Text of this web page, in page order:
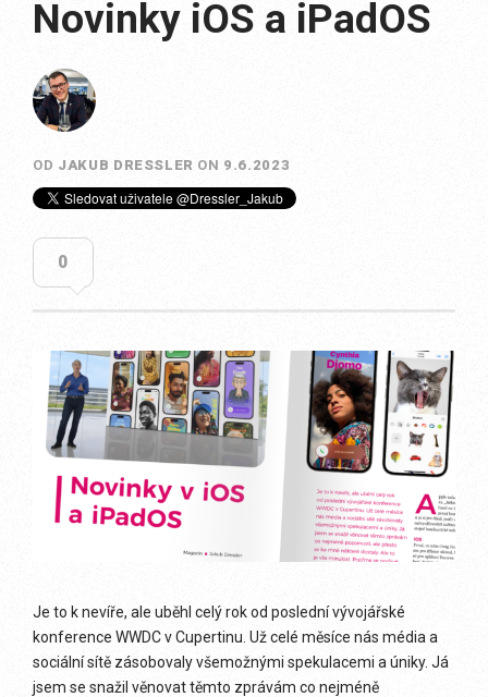
Novinky iOS a iPadOS
OD JAKUB DRESSLER ON 9.6.2023
0
Je to k nevíře, ale uběhl celý rok od poslední vývojářské
konference WWDC v Cupertinu. Už celé měsíce nás média a
sociální sítě zásobovaly všemožnými spekulacemi a úniky. Já
jsem se snažil věnovat těmto zprávám co nejméně